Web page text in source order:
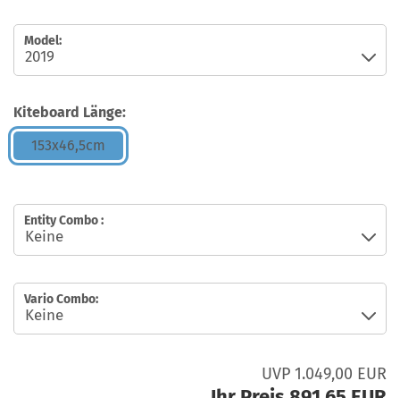
Model:
Kiteboard Länge:
153x46,5cm
Entity Combo :
Vario Combo:
UVP 1.049,00 EUR